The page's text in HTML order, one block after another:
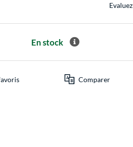
En stock
Comparer